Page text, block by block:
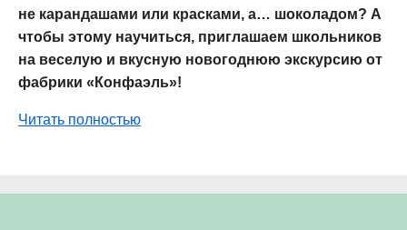
не карандашами или красками, а… шоколадом? А
чтобы этому научиться, приглашаем школьников
на веселую и вкусную новогоднюю экскурсию от
фабрики «Конфаэль»!
Читать полностью